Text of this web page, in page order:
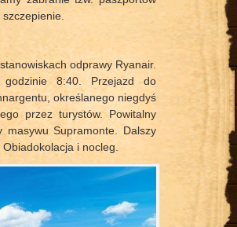
odprawy Ryanair.
8:40. Przejazd do
określanego niegdyś
przez turystów. Powitalny
Supramonte. Dalszy
i nocleg.